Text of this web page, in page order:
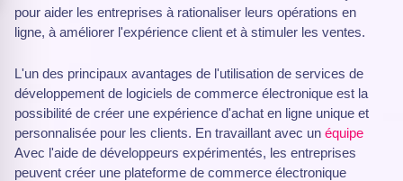
pour aider les entreprises à rationaliser leurs opérations en
ligne, à améliorer l'expérience client et à stimuler les ventes.
L'un des principaux avantages de l'utilisation de services de
développement de logiciels de commerce électronique est la
possibilité de créer une expérience d'achat en ligne unique et
personnalisée pour les clients. En travaillant avec un équipe
Avec l'aide de développeurs expérimentés, les entreprises
peuvent créer une plateforme de commerce électronique